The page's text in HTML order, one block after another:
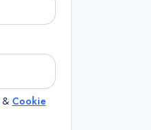
& Cookie